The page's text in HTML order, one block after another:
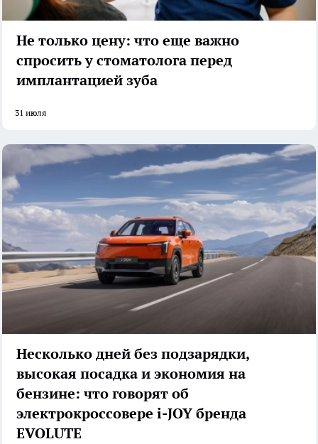
Не только цену: что еще важно
спросить у стоматолога перед
имплантацией зуба
31 июля
Несколько дней без подзарядки,
высокая посадка и экономия на
бензине: что говорят об
электрокроссовере i-JOY бренда
EVOLUTE